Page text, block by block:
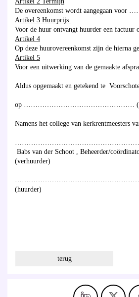
De overeenkomst wordt aangegaan
Artikel 3 Huurprijs
Voor de huur ontvangt huurder een
Artikel 4
Op deze huurovereenkomst zijn de hierna
Artikel 5
Voor een uitwerking van de gemaakte
Aldus opgemaakt en getekend te
op …………………………………………
Namens het college van kerkrentmeesters
Babs van der Schoot , Beheerder/
(verhuurder)
(huurder)
terug